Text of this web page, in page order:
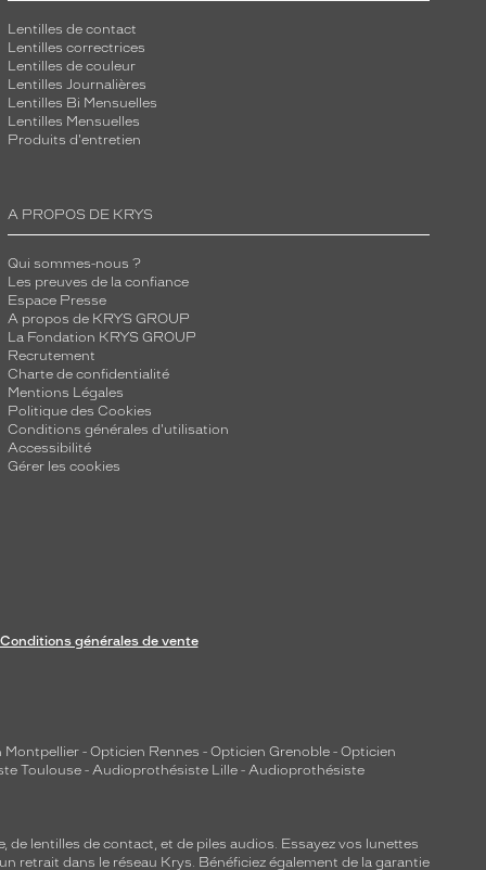
Lentilles de contact
Lentilles correctrices
Lentilles de couleur
Lentilles Journalières
Lentilles Bi Mensuelles
Lentilles Mensuelles
Produits d'entretien
A PROPOS DE KRYS
Qui sommes-nous ?
Les preuves de la confiance
Espace Presse
A propos de KRYS GROUP
La Fondation KRYS GROUP
Recrutement
Charte de confidentialité
Mentions Légales
Politique des Cookies
Conditions générales d'utilisation
Accessibilité
Gérer les cookies
Conditions générales de vente
Montpellier - Opticien Rennes - Opticien Grenoble - Opticien
Toulouse - Audioprothésiste Lille - Audioprothésiste
de lentilles de contact, et de piles audios. Essayez vos lunettes
retrait dans le réseau Krys. Bénéficiez également de la garantie